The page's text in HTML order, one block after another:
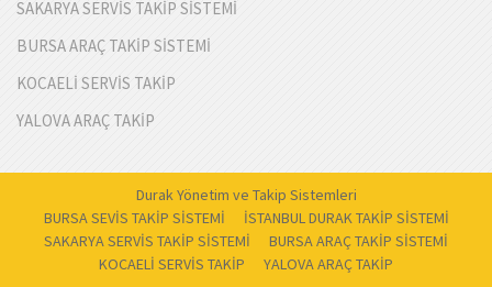
SAKARYA SERVİS TAKİP SİSTEMİ
BURSA ARAÇ TAKİP SİSTEMİ
KOCAELİ SERVİS TAKİP
YALOVA ARAÇ TAKİP
Durak Yönetim ve Takip Sistemleri
BURSA SEVİS TAKİP SİSTEMİ
İSTANBUL DURAK TAKİP SİSTEMİ
SAKARYA SERVİS TAKİP SİSTEMİ
BURSA ARAÇ TAKİP SİSTEMİ
KOCAELİ SERVİS TAKİP
YALOVA ARAÇ TAKİP